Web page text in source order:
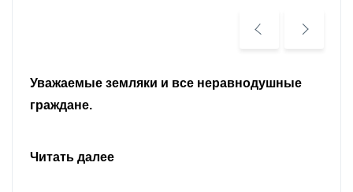
Уважаемые земляки и все неравнодушные
граждане.
Читать далее